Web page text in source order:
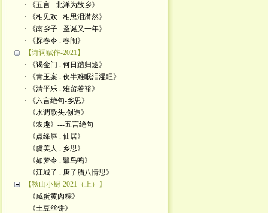
· 《五言 . 北洋为故乡》
· 《相见欢 . 相思泪潸然》
· 《南乡子 . 圣诞又一年》
· 《探春令 . 春闹》
【诗词赋作-2021】
· 《谒金门 . 何日踏归途》
· 《青玉案 . 夜半难眠泪湿眶》
· 《清平乐 . 难留若裕》
· 《六言绝句-乡思》
· 《水调歌头.创造》
· 《农趣》---五言绝句
· 《点绛唇 . 仙居》
· 《虞美人 . 乡思》
· 《如梦令 . 鬊鸟鸣》
· 《江城子 . 庚子腊八情思》
【秋山小厨-2021（上）】
· 《咸蛋黄肉粽》
· 《土豆丝饼》